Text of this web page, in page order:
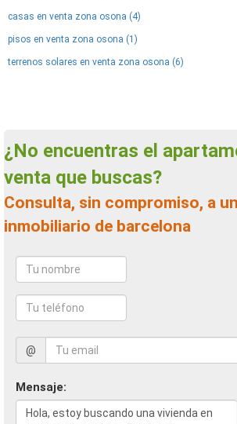
casas en venta zona osona (4)
pisos en venta zona osona (1)
terrenos solares en venta zona osona (6)
¿No encuentras el apartamento en
venta que buscas?
Consulta, sin compromiso, a un agente
inmobiliario de barcelona
@
Mensaje: